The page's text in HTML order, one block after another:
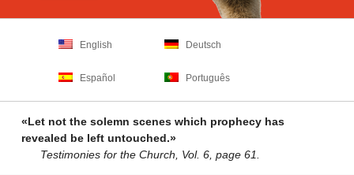
English Deutsch
Español Português
«Let not the solemn scenes which prophecy has
revealed be left untouched.»
Testimonies for the Church, Vol. 6, page 61.